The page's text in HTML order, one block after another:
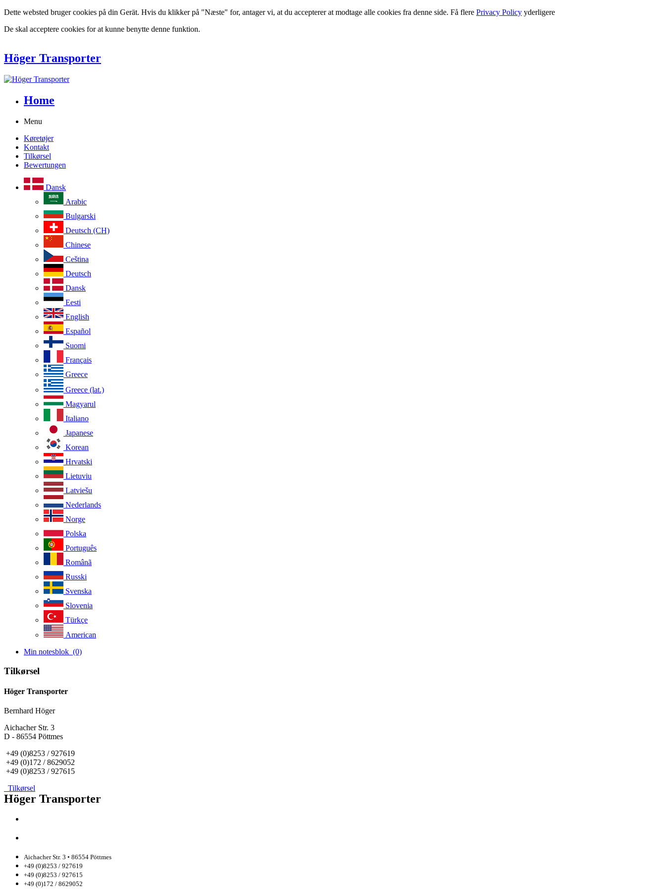
Dette websted bruger cookies på din Gerät. Hvis du klikker på "Næste" for, antager vi, at du accepterer at modtage alle cookies fra denne side. Få flere Privacy Policy yderligere
De skal acceptere cookies for at kunne benytte denne funktion.
Höger Transporter
Home
Menu
Køretøjer
Kontakt
Tilkørsel
Bewertungen
Dansk
Arabic
Bulgarski
Deutsch (CH)
Chinese
Ceština
Deutsch
Dansk
Eesti
English
Español
Suomi
Français
Greece
Greece (lat.)
Magyarul
Italiano
Japanese
Korean
Hrvatski
Lietuviu
Latviešu
Nederlands
Norge
Polska
Português
Românã
Russki
Svenska
Slovenia
Türkçe
American
Min notesblok (0)
Tilkørsel
Höger Transporter
Bernhard Höger
Aichacher Str. 3
D - 86554 Pöttmes
+49 (0)8253 / 927619
+49 (0)172 / 8629052
+49 (0)8253 / 927615
Tilkørsel
Höger Transporter
Aichacher Str. 3 • 86554 Pöttmes
+49 (0)8253 / 927619
+49 (0)8253 / 927615
+49 (0)172 / 8629052